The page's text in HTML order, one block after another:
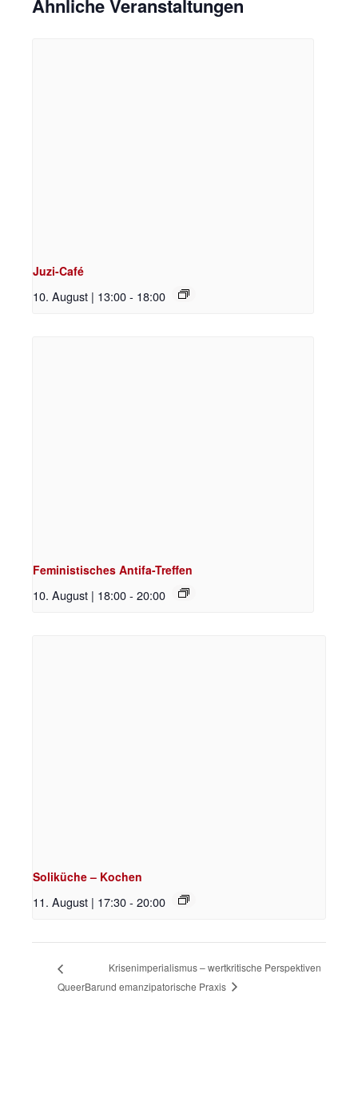
Ähnliche Veranstaltungen
Juzi-Café
10. August | 13:00- 18:00
Feministisches Antifa-Treffen
10. August | 18:00- 20:00
Soliküche – Kochen
11. August | 17:30- 20:00
QueerBar
Krisenimperialismus – wertkritische Perspektiven
und emanzipatorische Praxis